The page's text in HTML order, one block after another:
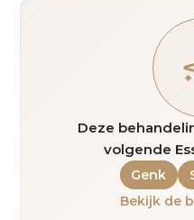
Deze
volgende
Genk
Bekijk de